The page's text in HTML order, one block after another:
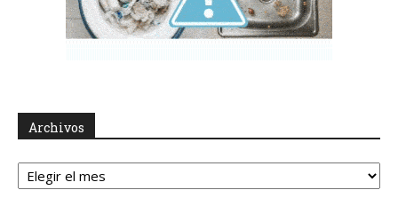
Archivos
Archivos